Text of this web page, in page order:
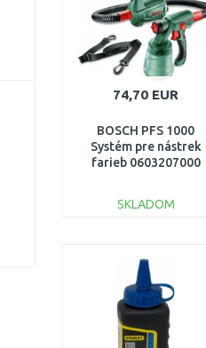
74,70 EUR
BOSCH PFS 1000
Systém pre nástrek
farieb 0603207000
SKLADOM
Porovnať